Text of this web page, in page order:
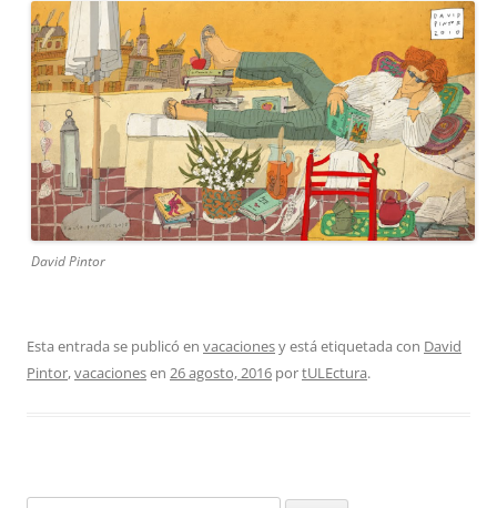
David Pintor
Esta entrada se publicó en vacacionesy está etiquetada con David
Pintor,vacacionesen 26 agosto, 2016 portULEctura.